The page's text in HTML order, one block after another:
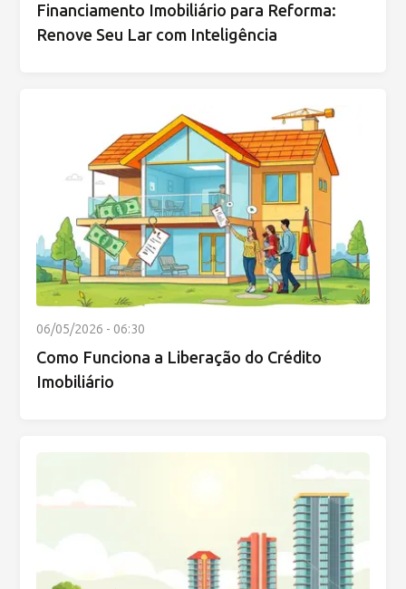
Financiamento Imobiliário para Reforma:
Renove Seu Lar com Inteligência
06/05/2026 - 06:30
Como Funciona a Liberação do Crédito
Imobiliário